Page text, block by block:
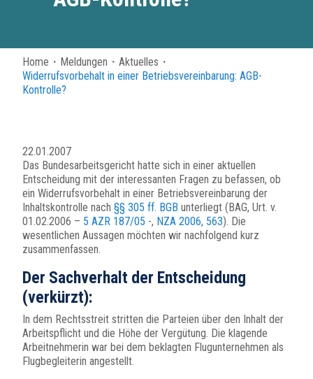
Home ・ Meldungen ・ Aktuelles ・
Widerrufsvorbehalt in einer Betriebsvereinbarung: AGB-
Kontrolle?
22.01.2007
Das Bundesarbeitsgericht hatte sich in einer aktuellen
Entscheidung mit der interessanten Fragen zu befassen, ob
ein Widerrufsvorbehalt in einer Betriebsvereinbarung der
Inhaltskontrolle nach §§ 305 ff. BGB unterliegt (BAG, Urt. v.
01.02.2006 – 5 AZR 187/05 -, NZA 2006, 563). Die
wesentlichen Aussagen möchten wir nachfolgend kurz
zusammenfassen.
Der Sachverhalt der Entscheidung
(verkürzt):
In dem Rechtsstreit stritten die Parteien über den Inhalt der
Arbeitspflicht und die Höhe der Vergütung. Die klagende
Arbeitnehmerin war bei dem beklagten Flugunternehmen als
Flugbegleiterin angestellt.